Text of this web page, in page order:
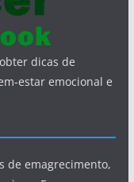
dicas de
estar emocional e
de emagrecimento,